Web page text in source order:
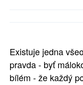
Existuje jedna
pravda - byť
bílém - že každý